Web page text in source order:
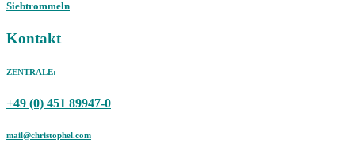
Siebtrommeln
Kontakt
ZENTRALE:
+49 (0) 451 89947-0
mail@christophel.com